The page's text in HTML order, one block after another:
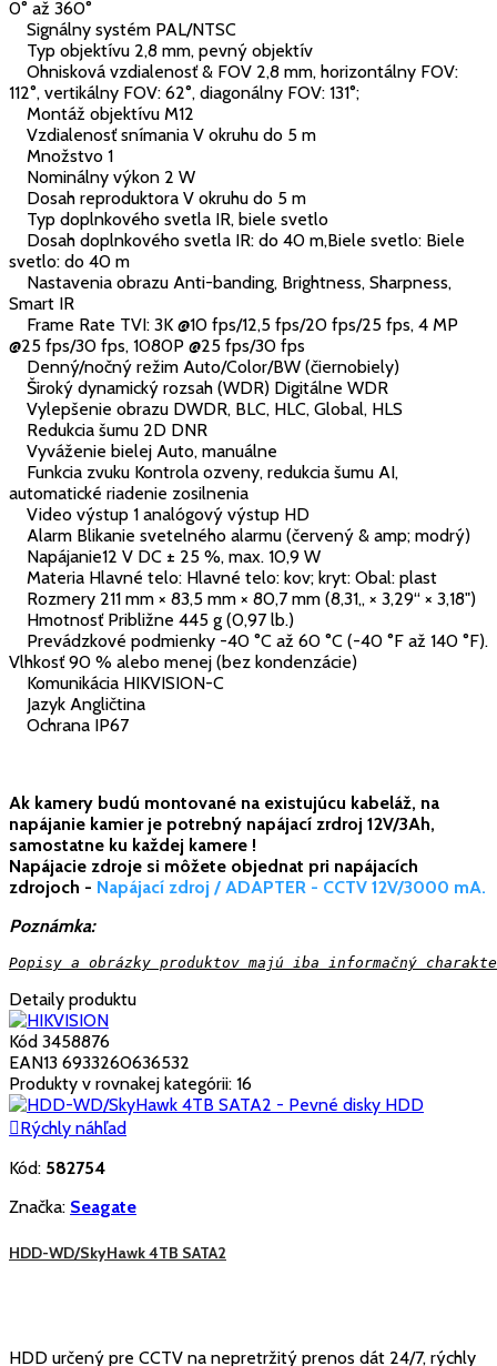
0° až 360°
Signálny systém PAL/NTSC
Typ objektívu 2,8 mm, pevný objektív
Ohnisková vzdialenosť & FOV 2,8 mm, horizontálny FOV:
112°, vertikálny FOV: 62°, diagonálny FOV: 131°;
Montáž objektívu M12
Vzdialenosť snímania V okruhu do 5 m
Množstvo 1
Nominálny výkon 2 W
Dosah reproduktora V okruhu do 5 m
Typ doplnkového svetla IR, biele svetlo
Dosah doplnkového svetla IR: do 40 m,Biele svetlo: Biele
svetlo: do 40 m
Nastavenia obrazu Anti-banding, Brightness, Sharpness,
Smart IR
Frame Rate TVI: 3K @10 fps/12,5 fps/20 fps/25 fps, 4 MP
@25 fps/30 fps, 1080P @25 fps/30 fps
Denný/nočný režim Auto/Color/BW (čiernobiely)
Široký dynamický rozsah (WDR) Digitálne WDR
Vylepšenie obrazu DWDR, BLC, HLC, Global, HLS
Redukcia šumu 2D DNR
Vyváženie bielej Auto, manuálne
Funkcia zvuku Kontrola ozveny, redukcia šumu AI,
automatické riadenie zosilnenia
Video výstup 1 analógový výstup HD
Alarm Blikanie svetelného alarmu (červený & amp; modrý)
Napájanie12 V DC ± 25 %, max. 10,9 W
Materia Hlavné telo: Hlavné telo: kov; kryt: Obal: plast
Rozmery 211 mm × 83,5 mm × 80,7 mm (8,31„ × 3,29“ × 3,18")
Hmotnosť Približne 445 g (0,97 lb.)
Prevádzkové podmienky -40 °C až 60 °C (-40 °F až 140 °F).
Vlhkosť 90 % alebo menej (bez kondenzácie)
Komunikácia HIKVISION-C
Jazyk Angličtina
Ochrana IP67
Ak kamery budú montované na existujúcu kabeláž, na
napájanie kamier je potrebný napájací zrdroj 12V/3Ah,
samostatne ku každej kamere !
Napájacie zdroje si môžete objednat pri napájacích
zdrojoch - Napájací zdroj / ADAPTER - CCTV 12V/3000 mA.
Poznámka:
Popisy a obrázky produktov majú iba informačný
Detaily produktu
Kód 3458876
EAN13 6933260636532
Produkty v rovnakej kategórii: 16
Rýchly náhľad
Kód: 582754
Značka: Seagate
HDD-WD/SkyHawk 4TB SATA2
HDD určený pre CCTV na nepretržitý prenos dát 24/7, rýchly